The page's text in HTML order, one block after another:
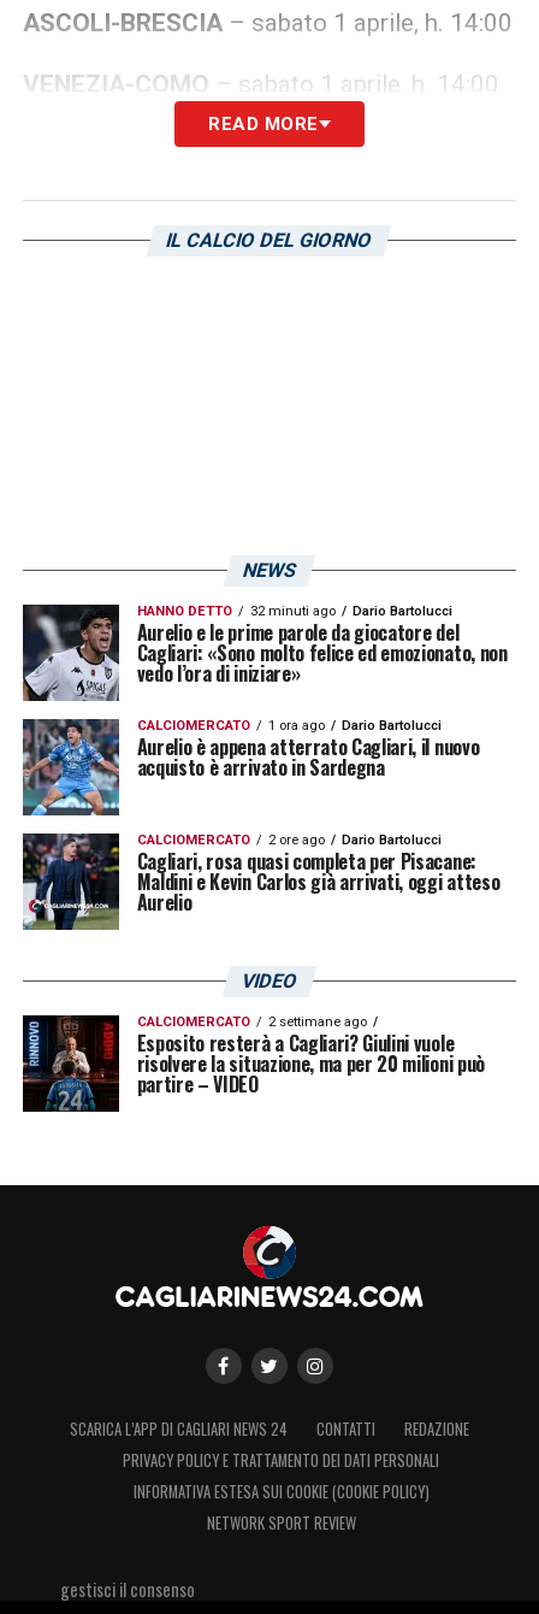
ASCOLI-BRESCIA – sabato 1 aprile, h. 14:00
VENEZIA-COMO – sabato 1 aprile, h. 14:00
PARMA – PALERMO– sabato 1 aprile, h.
COSENZA-PISA– sabato 1 aprile, h. 14:00
PERUGIA-FROSINONE–sabato 1 aprile, h.
16:15
MODENA-CITTADELLA – domenica 2 aprile,
h. 16:15
LA PLAYLIST DELLE NOSTRE TOP NEWS
READ MORE
IL CALCIO DEL GIORNO
NEWS
HANNO DETTO 32 minuti ago Dario Bartolucci
Aurelio e le prime parole da giocatore del
Cagliari: «Sono molto felice ed emozionato, non
vedo l’ora di iniziare»
CALCIOMERCATO 1 ora ago Dario Bartolucci
Aurelio è appena atterrato Cagliari, il nuovo
acquisto è arrivato in Sardegna
CALCIOMERCATO 2 ore ago Dario Bartolucci
Cagliari, rosa quasi completa per Pisacane:
Maldini e Kevin Carlos già arrivati, oggi atteso
Aurelio
VIDEO
CALCIOMERCATO 2 settimane ago
Esposito resterà a Cagliari? Giulini vuole
risolvere la situazione, ma per 20 milioni può
partire – VIDEO
SCARICA L’APP DI CAGLIARI NEWS 24 CONTATTI
REDAZIONE
PRIVACY POLICY E TRATTAMENTO DEI DATI PERSONALI
INFORMATIVA ESTESA SUI COOKIE (COOKIE POLICY)
NETWORK SPORT REVIEW
gestisci il consenso